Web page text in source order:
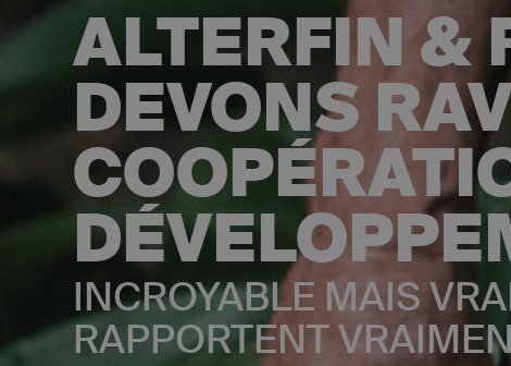
ALTERFIN &
DEVONS
INCROYABLE MAIS
RAPPORTENT